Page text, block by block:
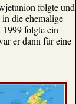
folgte und
die ehemalige
folgte ein
er dann für eine